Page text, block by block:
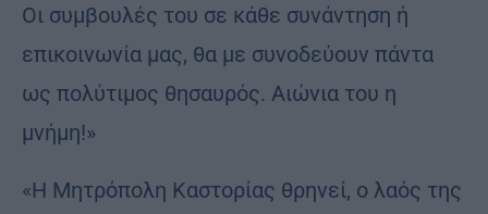
Οι συμβουλές του σε κάθε συνάντηση ή
επικοινωνία μας, θα με συνοδεύουν πάντα
ως πολύτιμος θησαυρός. Αιώνια του η
μνήμη!»
«Η Μητρόπολη Καστορίας θρηνεί, ο λαός της